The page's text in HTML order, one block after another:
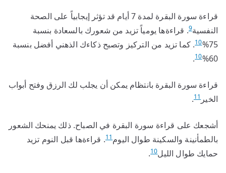
قراءة سورة البقرة لمدة 7 أيام قد تؤثر إيجابياً على الصحة
النفسية9. قراءةها يومياً تزيد من شعورك بالسعادة بنسبة
75%
10. كما تزيد من التركيز وتصبح ذكاءك الذهني أفضل بنسبة
60%
10
.
قراءة سورة البقرة بانتظام يمكن أن يجلب لك الرزق وفتح أبواب
الخير11
.
أشجعك على قراءة سورة البقرة في الصباح. ذلك يمنحك الشعور
بالطمأنينة والسكينة طوال اليوم11. قراءةها قبل النوم تزيد
حمايك طوال الليل10
.